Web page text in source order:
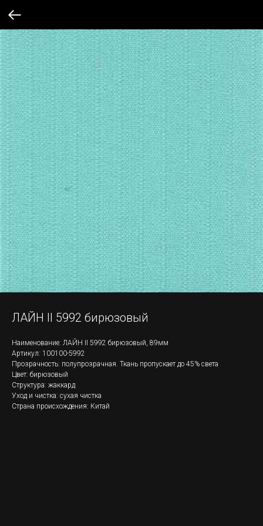
ЛАЙН II 5992 бирюзовый
Наименование: ЛАЙН II 5992 бирюзовый, 89мм
Артикул: 100100-5992
Прозрачность: полупрозрачная. Ткань пропускает до 45% света
Цвет: бирюзовый
Структура: жаккард
Уход и чистка: сухая чистка
Страна происхождения: Китай